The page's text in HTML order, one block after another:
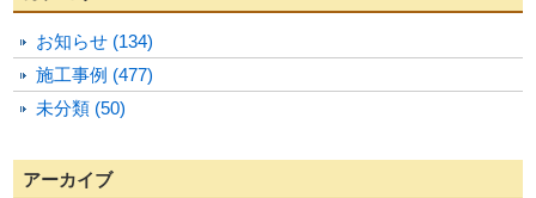
お知らせ (134)
施工事例 (477)
未分類 (50)
アーカイブ